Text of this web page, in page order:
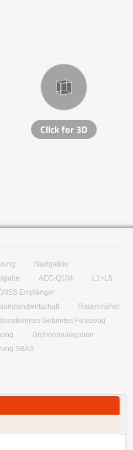
Navigation
AEC-Q104
L1+L5
Empfänger
Rasenmäher
Geführtes Fahrzeug
Drohnennavigation
SBAS